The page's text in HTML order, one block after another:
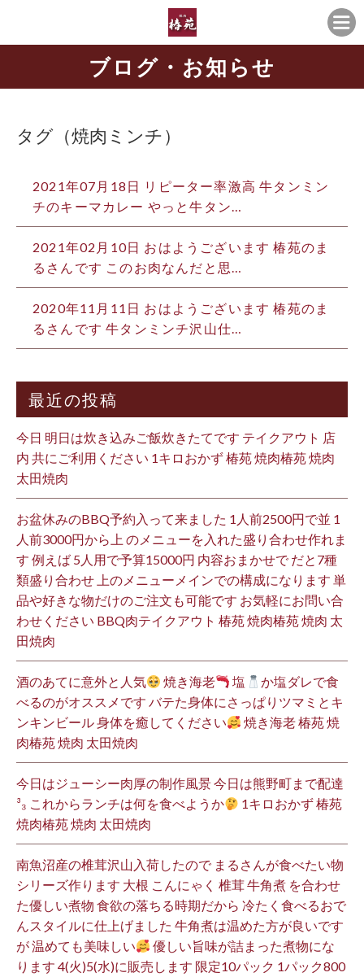
ブログ・お知らせ
タグ（焼肉ミンチ）
2021年07月18日 リピーター率激高️ 牛タンミン
チのキーマカレー やっと牛タン…
2021年02月10日 おはようございます️ 椿苑のま
るさんです このお肉なんだと思…
2020年11月11日 おはようございます️ 椿苑のま
るさんです 牛タンミンチ沢山仕…
最近の投稿
今日 明日は炊き込みご飯炊きたてです テイクアウト 店
内 共にご利用ください 1キロおかず 椿苑 焼肉椿苑 焼肉
太田焼肉
お盆休みのBBQ予約入って来ました 1人前2500円で並 1
人前3000円から上 のメニューを入れた盛り合わせ作れま
す 例えば 5人用で予算15000円 内容おまかせで だと7種
類盛り合わせ 上のメニューメインでの構成になります 単
品や好きな物だけのご注文も可能です お気軽にお問い合
わせください BBQ肉テイクアウト 椿苑 焼肉椿苑 焼肉 太
田焼肉
酒のあてに意外と人気 焼き海老 塩
か塩ダレで食
べるのがオススメです バテた身体にさっぱりツマミとキ
ンキンビール 身体を癒してください
焼き海老 椿苑 焼
肉椿苑 焼肉 太田焼肉
今日はジューシー肉厚の制作風景 今日は熊野町まで配達
³₃ これからランチは何を食べようか
1キロおかず 椿苑
焼肉椿苑 焼肉 太田焼肉
南魚沼産の椎茸沢山入荷したので まるさんが食べたい物
シリーズ作ります 大根 こんにゃく 椎茸 牛角煮 を合わせ
た優しい煮物 食欲の落ちる時期だから 冷たく食べるおで
んスタイルに仕上げました 牛角煮は温めた方が良いです
が 温めても美味しい
優しい旨味が詰まった煮物にな
ります 4(火)5(水)に販売します 限定10パック 1パック800